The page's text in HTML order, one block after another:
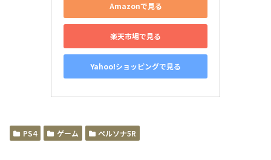
Amazonで見る
楽天市場で見る
Yahoo!ショッピングで見る
PS4 ゲーム ペルソナ5R